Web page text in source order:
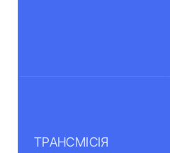
ТРАНСМІСІЯ